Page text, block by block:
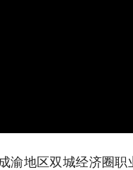
地区双城经济圈职